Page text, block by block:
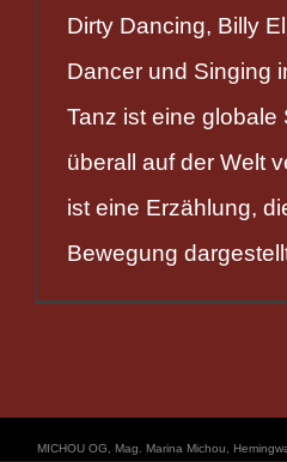
Dirty Dancing, Billy
Dancer und Singing
Tanz ist eine globale
überall auf der Welt
ist eine Erzählung,
Bewegung
ΜICHOU OG, Mag. Marina Michou,